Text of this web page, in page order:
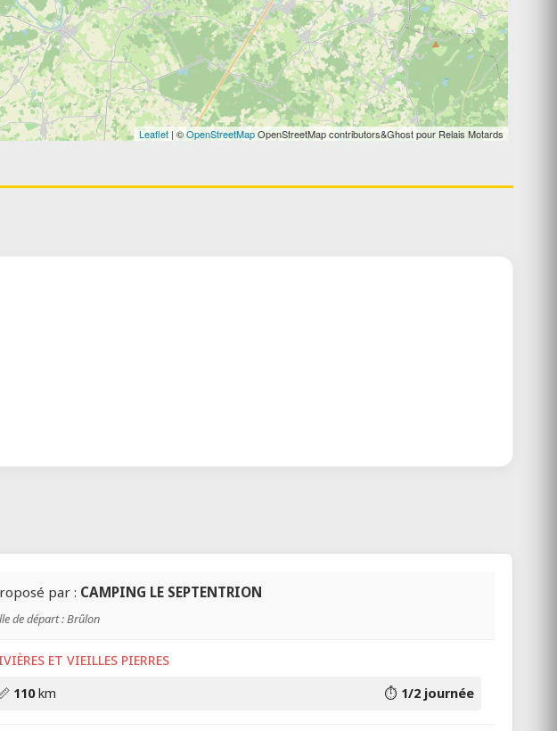
Leaflet | ©OpenStreetMapOpenStreetMap contributors&Ghost pour Relais Motards
par : CAMPING LE SEPTENTRION
de départ : Brûlon
ET VIEILLES PIERRES
110km ⏱️ 1/2 journée